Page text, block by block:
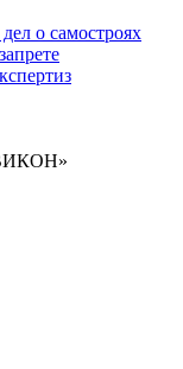
о самостроях